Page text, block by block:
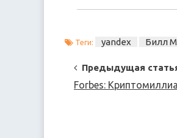
Теги: yandex Билл
Post
Navigation
Предыдущая
Forbes: